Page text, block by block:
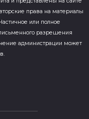
права на материалы
или полное
разрешения
администрации может